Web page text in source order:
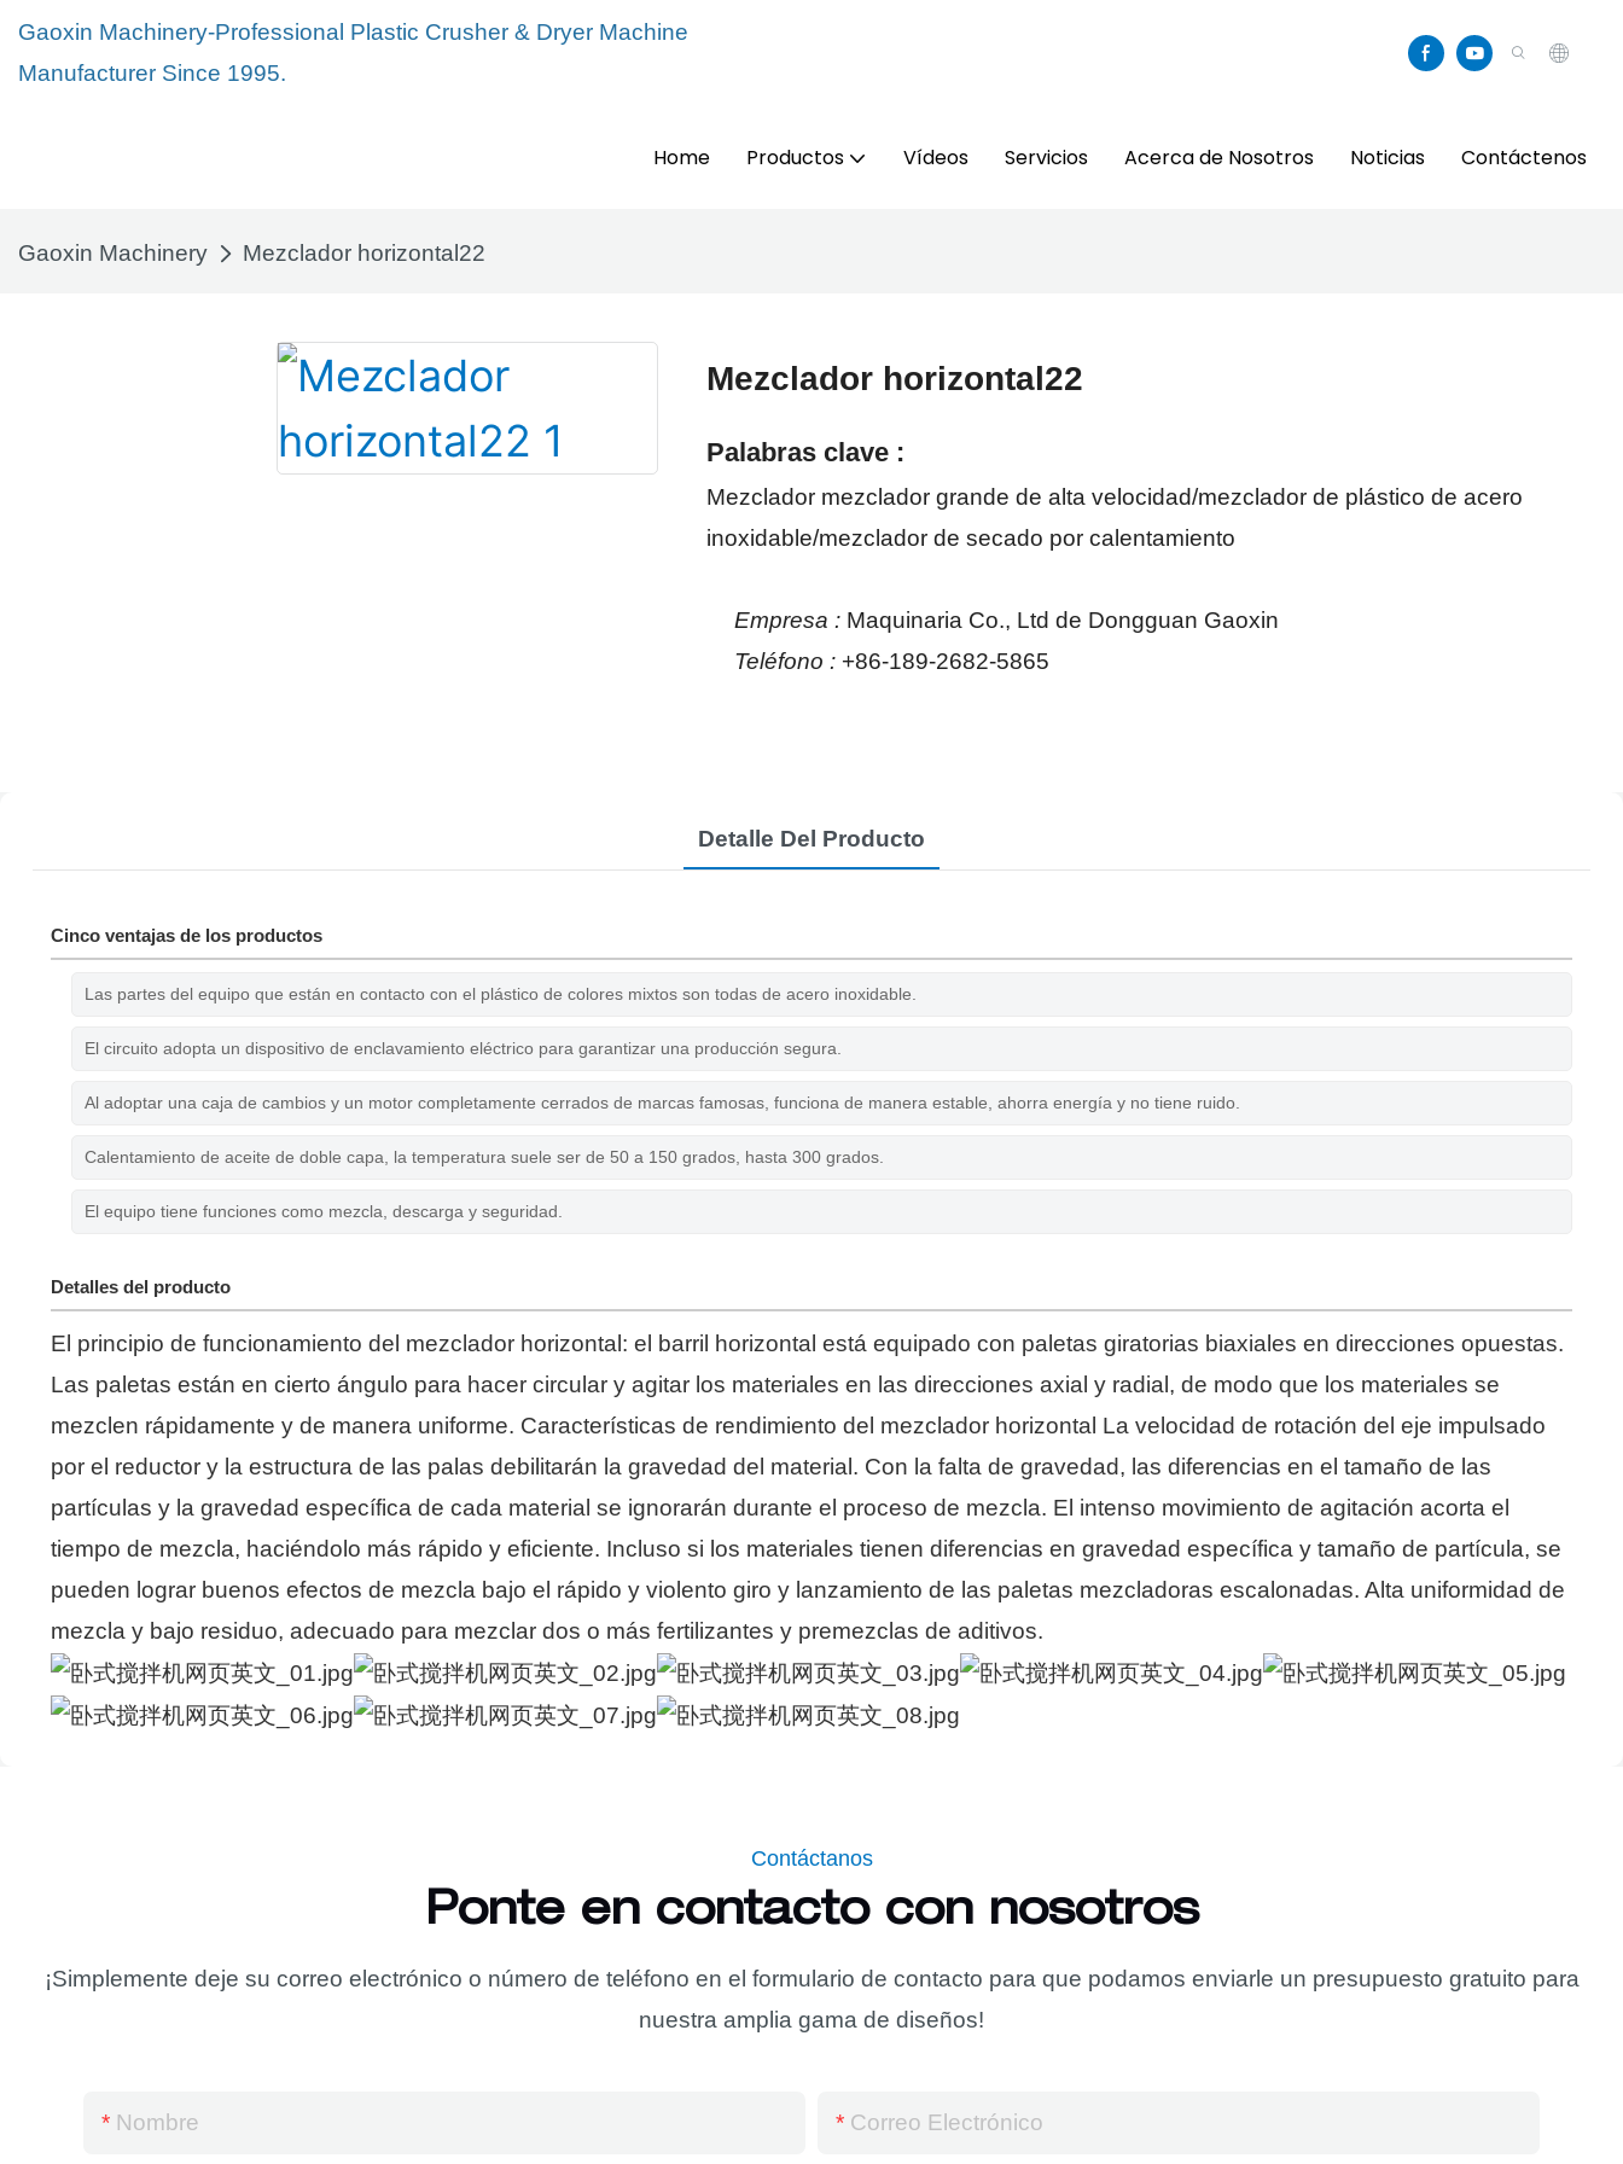
Gaoxin Machinery-Professional Plastic Crusher & Dryer Machine
Manufacturer Since 1995.
Home Productos Vídeos Servicios Acerca de Nosotros Noticias Contáctenos
Gaoxin Machinery Mezclador horizontal22
Mezclador horizontal22
Palabras clave :
Mezclador mezclador grande de alta velocidad/mezclador de plástico de acero
inoxidable/mezclador de secado por calentamiento
Empresa : Maquinaria Co., Ltd de Dongguan Gaoxin
Teléfono : +86-189-2682-5865
Detalle Del Producto
Cinco ventajas de los productos
Las partes del equipo que están en contacto con el plástico de colores mixtos son todas de acero inoxidable.
El circuito adopta un dispositivo de enclavamiento eléctrico para garantizar una producción segura.
Al adoptar una caja de cambios y un motor completamente cerrados de marcas famosas, funciona de manera estable, ahorra energía y no tiene ruido.
Calentamiento de aceite de doble capa, la temperatura suele ser de 50 a 150 grados, hasta 300 grados.
El equipo tiene funciones como mezcla, descarga y seguridad.
Detalles del producto
El principio de funcionamiento del mezclador horizontal: el barril horizontal está equipado con paletas giratorias biaxiales en direcciones opuestas.
Las paletas están en cierto ángulo para hacer circular y agitar los materiales en las direcciones axial y radial, de modo que los materiales se
mezclen rápidamente y de manera uniforme. Características de rendimiento del mezclador horizontal La velocidad de rotación del eje impulsado
por el reductor y la estructura de las palas debilitarán la gravedad del material. Con la falta de gravedad, las diferencias en el tamaño de las
partículas y la gravedad específica de cada material se ignorarán durante el proceso de mezcla. El intenso movimiento de agitación acorta el
tiempo de mezcla, haciéndolo más rápido y eficiente. Incluso si los materiales tienen diferencias en gravedad específica y tamaño de partícula, se
pueden lograr buenos efectos de mezcla bajo el rápido y violento giro y lanzamiento de las paletas mezcladoras escalonadas. Alta uniformidad de
mezcla y bajo residuo, adecuado para mezclar dos o más fertilizantes y premezclas de aditivos.
Contáctanos
Ponte en contacto con nosotros
¡Simplemente deje su correo electrónico o número de teléfono en el formulario de contacto para que podamos enviarle un presupuesto gratuito para
nuestra amplia gama de diseños!
Nombre Correo Electrónico